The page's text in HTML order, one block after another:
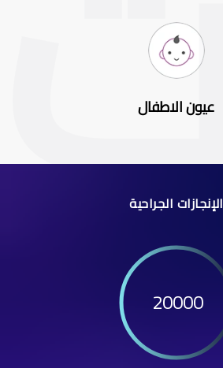
عيون الاطفال
الإنجازات الجراحية
20000